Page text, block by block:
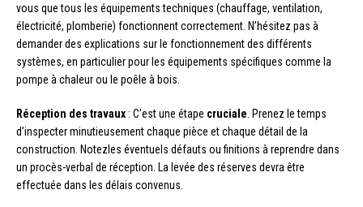
vous que tous les équipements techniques (chauffage, ventilation,
électricité, plomberie) fonctionnent correctement. N’hésitez pas à
demander des explications sur le fonctionnement des différents
systèmes, en particulier pour les équipements spécifiques comme la
pompe à chaleur ou le poêle à bois.
Réception des travaux : C’est une étape cruciale . Prenez le temps
d’inspecter minutieusement chaque pièce et chaque détail de la
construction. Notezles éventuels défauts ou finitions à reprendre dans
un procès-verbal de réception. La levée des réserves devra être
effectuée dans les délais convenus.